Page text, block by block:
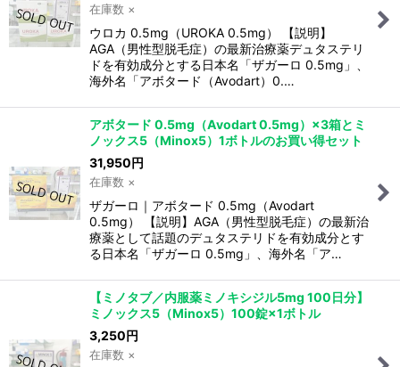
在庫数 ×
ウロカ 0.5mg（UROKA 0.5mg） 【説明】
AGA（男性型脱毛症）の最新治療薬デュタステリ
ドを有効成分とする日本名「ザガーロ 0.5mg」、
海外名「アボタード（Avodart）0.…
アボタード 0.5mg（Avodart 0.5mg）×3箱とミ
ノックス5（Minox5）1ボトルのお買い得セット
31,950円
在庫数 ×
ザガーロ｜アボタード 0.5mg（Avodart
0.5mg） 【説明】AGA（男性型脱毛症）の最新治
療薬として話題のデュタステリドを有効成分とす
る日本名「ザガーロ 0.5mg」、海外名「ア…
【ミノタブ／内服薬ミノキシジル5mg 100日分】
ミノックス5（Minox5）100錠×1ボトル
3,250円
在庫数 ×